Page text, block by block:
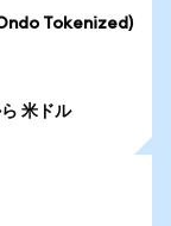
Tokenized)
米ドル